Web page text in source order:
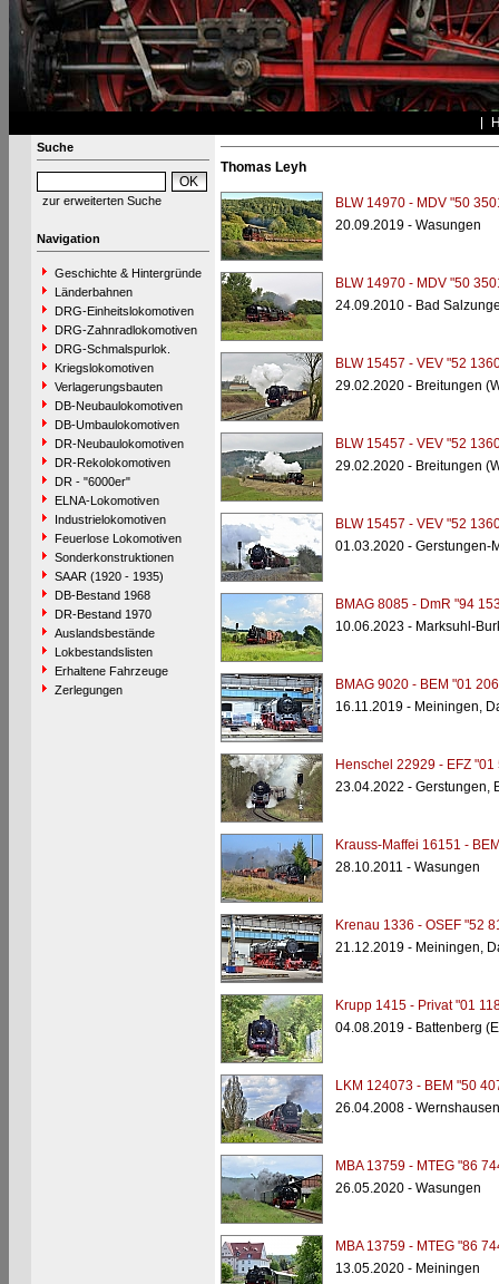
Suche
zur erweiterten Suche
Navigation
Geschichte & Hintergründe
Länderbahnen
DRG-Einheitslokomotiven
DRG-Zahnradlokomotiven
DRG-Schmalspurlok.
Kriegslokomotiven
Verlagerungsbauten
DB-Neubaulokomotiven
DB-Umbaulokomotiven
DR-Neubaulokomotiven
DR-Rekolokomotiven
DR - "6000er"
ELNA-Lokomotiven
Industrielokomotiven
Feuerlose Lokomotiven
Sonderkonstruktionen
SAAR (1920 - 1935)
DB-Bestand 1968
DR-Bestand 1970
Auslandsbestände
Lokbestandslisten
Erhaltene Fahrzeuge
Zerlegungen
Thomas Leyh
BLW 14970 - MDV "50
20.09.2019 - Wasungen
BLW 14970 - MDV "50
24.09.2010 - Bad
BLW 15457 - VEV "52
29.02.2020 - Breitungen
BLW 15457 - VEV "52
29.02.2020 - Breitungen
BLW 15457 - VEV "52
01.03.2020 - Gerstungen-
BMAG 8085 - DmR "94
10.06.2023 - Marksuhl-
BMAG 9020 - BEM "01
16.11.2019 - Meiningen,
Henschel 22929 - EFZ "01
23.04.2022 - Gerstungen,
Krauss-Maffei 16151 -
28.10.2011 - Wasungen
Krenau 1336 - OSEF "52
21.12.2019 - Meiningen,
Krupp 1415 - Privat "01
04.08.2019 - Battenberg
LKM 124073 - BEM "50
26.04.2008 - Wernshausen
MBA 13759 - MTEG "86
26.05.2020 - Wasungen
MBA 13759 - MTEG "86
13.05.2020 - Meiningen